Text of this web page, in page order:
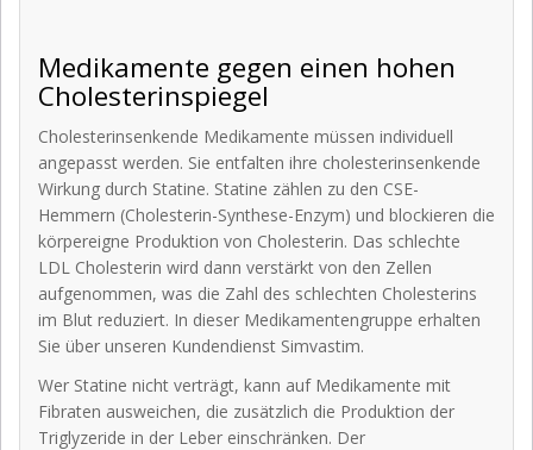
Medikamente gegen einen hohen
Cholesterinspiegel
Cholesterinsenkende Medikamente müssen individuell
angepasst werden. Sie entfalten ihre cholesterinsenkende
Wirkung durch Statine. Statine zählen zu den CSE-
Hemmern (Cholesterin-Synthese-Enzym) und blockieren die
körpereigne Produktion von Cholesterin. Das schlechte
LDL Cholesterin wird dann verstärkt von den Zellen
aufgenommen, was die Zahl des schlechten Cholesterins
im Blut reduziert. In dieser Medikamentengruppe erhalten
Sie über unseren Kundendienst Simvastim.
Wer Statine nicht verträgt, kann auf Medikamente mit
Fibraten ausweichen, die zusätzlich die Produktion der
Triglyzeride in der Leber einschränken. Der